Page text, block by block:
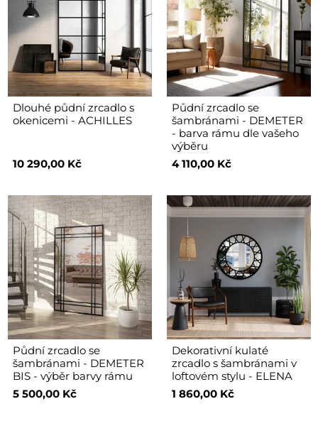
Dlouhé půdní zrcadlo s
okenicemi - ACHILLES
10 290,00 Kč
Půdní zrcadlo se
šambránami - DEMETER
- barva rámu dle vašeho
výběru
4 110,00 Kč
Půdní zrcadlo se
šambránami - DEMETER
BIS - výběr barvy rámu
5 500,00 Kč
Dekorativní kulaté
zrcadlo s šambránami v
loftovém stylu - ELENA
1 860,00 Kč